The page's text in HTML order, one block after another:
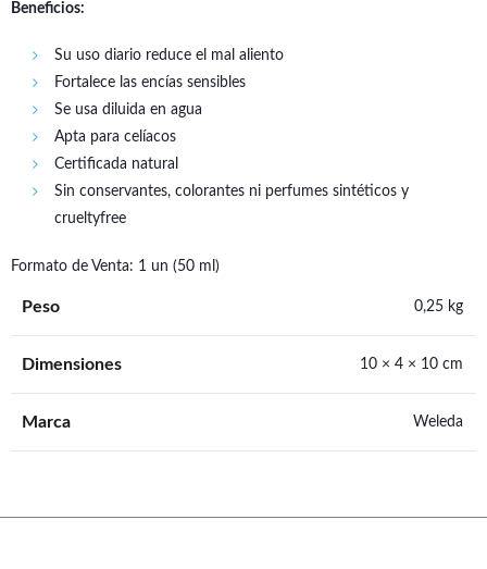
Beneficios:
Su uso diario reduce el mal aliento
Fortalece las encías sensibles
Se usa diluida en agua
Apta para celíacos
Certificada natural
Sin conservantes, colorantes ni perfumes sintéticos y
crueltyfree
Formato de Venta: 1 un (50 ml)
Peso 0,25 kg
Dimensiones 10 × 4 × 10 cm
Marca Weleda